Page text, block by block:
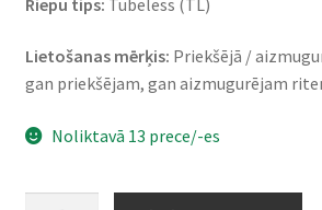
Lietošanas mērķis: Priekšējā /
gan priekšējam, gan aizmugurējam
Noliktavā 13 prece/-es